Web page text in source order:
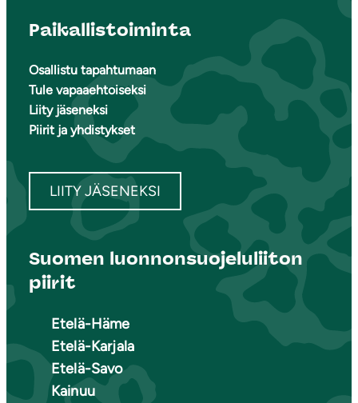
Paikallistoiminta
Osallistu tapahtumaan
Tule vapaaehtoiseksi
Liity jäseneksi
Piirit ja yhdistykset
LIITY JÄSENEKSI
Suomen luonnonsuojeluliiton
piirit
Etelä-Häme
Etelä-Karjala
Etelä-Savo
Kainuu